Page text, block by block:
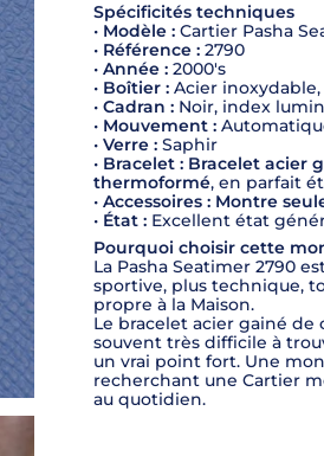
Spécificités techniques
• Modèle : Cartier Pasha
• Référence : 2790
• Année : 2000's
• Boîtier : Acier
• Cadran : Noir, index
• Mouvement :
• Verre : Saphir
• Bracelet : Bracelet acier
thermoformé, en parfait
• Accessoires : Montre
• État : Excellent état
Pourquoi choisir cette
La Pasha Seatimer 2790
sportive, plus technique,
propre à la Maison.
Le bracelet acier gainé
souvent très difficile à
un vrai point fort. Une
recherchant une Cartier
au quotidien.